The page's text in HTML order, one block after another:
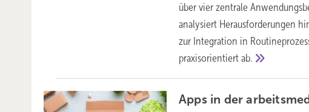
über vier zentrale
analysiert Herausforderungen
zur Integration in
praxisorientiertab.
Apps in der